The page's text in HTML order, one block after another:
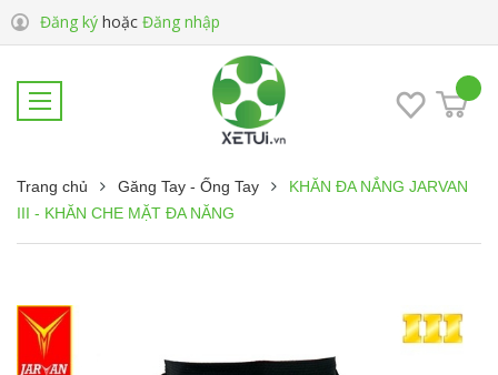
Đăng ký hoặc Đăng nhập
Trang chủ Găng Tay - Ống Tay
KHĂN ĐA NẮNG JARVAN
III - KHĂN CHE MẶT ĐA NĂNG